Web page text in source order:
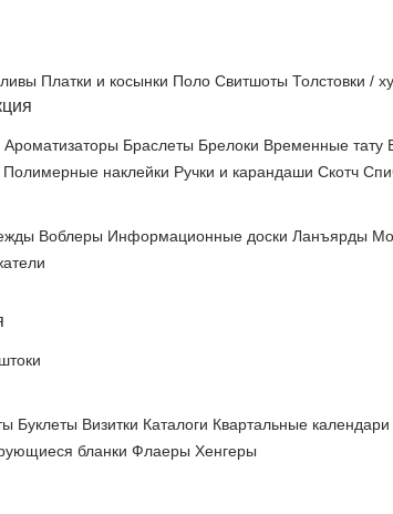
Платки и косынки Поло Свитшоты Толстовки /
Ароматизаторы Браслеты Брелоки Временные тату
Полимерные наклейки Ручки и карандаши Скотч
Воблеры Информационные доски Ланъярды
Буклеты Визитки Каталоги Квартальные календари
бланки Флаеры Хенгеры